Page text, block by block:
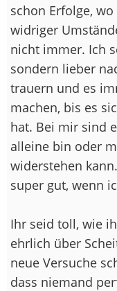
schon Erfolge,
widriger
nicht immer. Ich
sondern lieber
trauern und es
machen, bis es
hat. Bei mir sind
alleine bin oder
widerstehen
super gut, wenn
Ihr seid toll, wie
ehrlich über
neue Versuche
dass niemand